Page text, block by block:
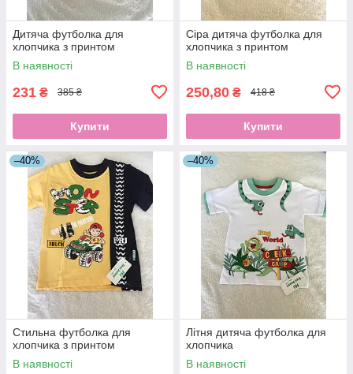
Дитяча футболка для
хлопчика з принтом
В наявності
231 ₴ 385 ₴
Купити
Сіра дитяча футболка для
хлопчика з принтом
В наявності
250,80 ₴ 418 ₴
Купити
–40%
Стильна футболка для
хлопчика з принтом
В наявності
–40%
Літня дитяча футболка для
хлопчика
В наявності